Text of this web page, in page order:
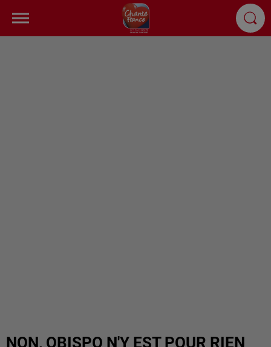
NON, OBISPO N'Y EST POUR RIEN